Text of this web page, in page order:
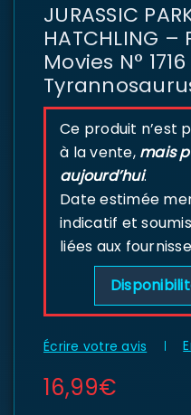
JURASSIC
HATCHLING –
Movies N°
Ce produit n’est
à la vente, mais
aujourd’hui.
Date estimée
indicatif et
liées aux
Écrire votre avis
16,99€